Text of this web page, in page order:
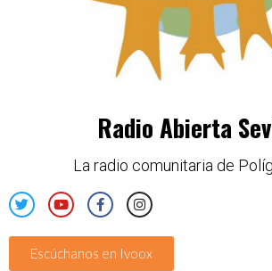
Radio Abierta
La radio comunitaria de
Escúchanos en Ivoox